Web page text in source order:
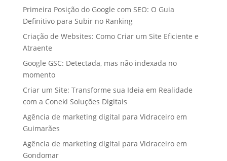
Primeira Posição do Google com SEO: O Guia
Definitivo para Subir no Ranking
Criação de Websites: Como Criar um Site Eficiente e
Atraente
Google GSC: Detectada, mas não indexada no
momento
Criar um Site: Transforme sua Ideia em Realidade
com a Coneki Soluções Digitais
Agência de marketing digital para Vidraceiro em
Guimarães
Agência de marketing digital para Vidraceiro em
Gondomar